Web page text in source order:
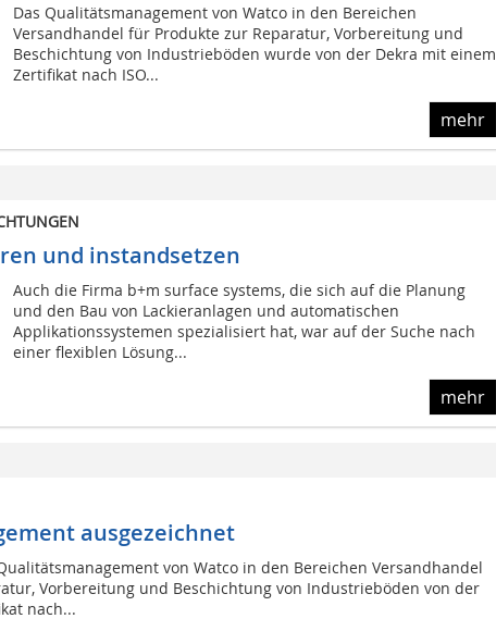
Das Qualitätsmanagement von Watco in den Bereichen
Versandhandel für Produkte zur Reparatur, Vorbereitung und
Beschichtung von Industrieböden wurde von der Dekra mit einem
Zertifikat nach ISO...
mehr
und instandsetzen
Auch die Firma b+m surface systems, die sich auf die Planung
und den Bau von Lackieranlagen und automatischen
Applikationssystemen spezialisiert hat, war auf der Suche nach
einer flexiblen Lösung...
mehr
ausgezeichnet
von Watco in den Bereichen Versandhandel
Vorbereitung und Beschichtung von Industrieböden von der
nach...